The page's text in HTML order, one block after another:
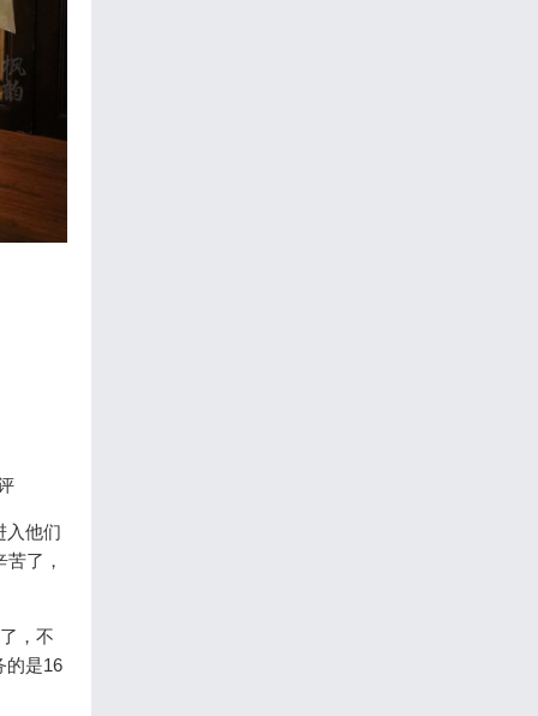
入他们
了，
，不
的是16